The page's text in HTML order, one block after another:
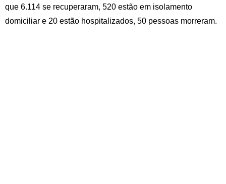
que 6.114 se recuperaram, 520 estão em isolamento
domiciliar e 20 estão hospitalizados, 50 pessoas morreram.